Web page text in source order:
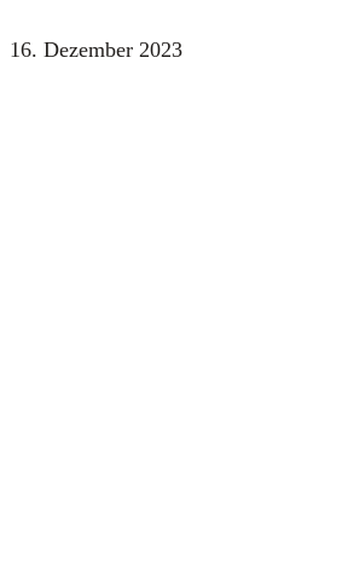
16. Dezember 2023